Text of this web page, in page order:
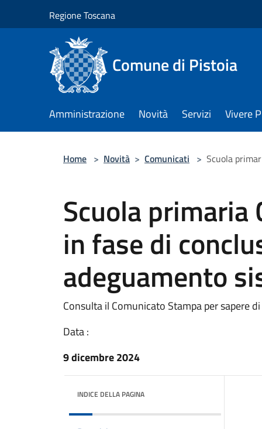
Regione Toscana
Comune di Pistoia
Amministrazione Novità Servizi Vivere
Home > Novità > Comunicati > Scuola
Scuola primaria
in fase di
adeguamento
Consulta il Comunicato Stampa per sapere
Data :
9 dicembre 2024
INDICE DELLA PAGINA